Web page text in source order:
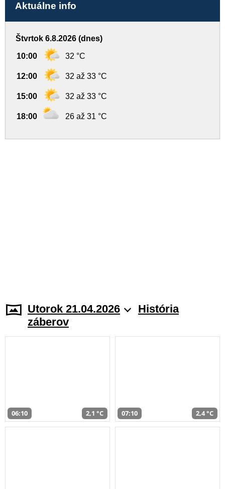
Aktuálne info
Štvrtok 6.8.2026 (dnes)
10:00 32 °C
12:00 32 až 33 °C
15:00 32 až 33 °C
18:00 26 až 31 °C
Utorok 21.04.2026
História
záberov
06:10 2,1 °C 07:10 2,4 °C